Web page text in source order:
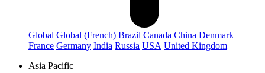
Global Global (French) Brazil Canada China Denmark
France Germany India Russia USA United Kingdom
Asia Pacific